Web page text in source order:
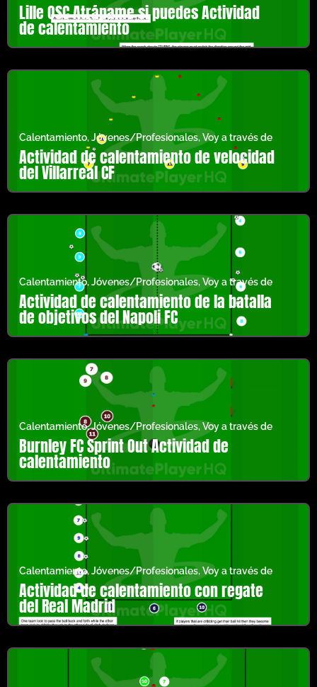
Lille OSC Atrápame si puedes Actividad
de calentamiento
Calentamiento,Jóvenes/Profesionales,Voy a través de
Actividad de calentamiento de velocidad
del Villarreal CF
Calentamiento,Jóvenes/Profesionales,Voy a través de
Actividad de calentamiento de la batalla
de objetivos del Napoli FC
Calentamiento,Jóvenes/Profesionales,Voy a través de
Burnley FC Sprint Out Actividad de
calentamiento
Calentamiento,Jóvenes/Profesionales,Voy a través de
Actividad de calentamiento con regate
del Real Madrid